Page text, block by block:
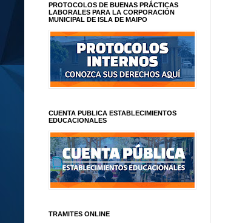
PROTOCOLOS DE BUENAS PRÁCTICAS
LABORALES PARA LA CORPORACIÓN
MUNICIPAL DE ISLA DE MAIPO
CUENTA PUBLICA ESTABLECIMIENTOS
EDUCACIONALES
TRAMITES ONLINE